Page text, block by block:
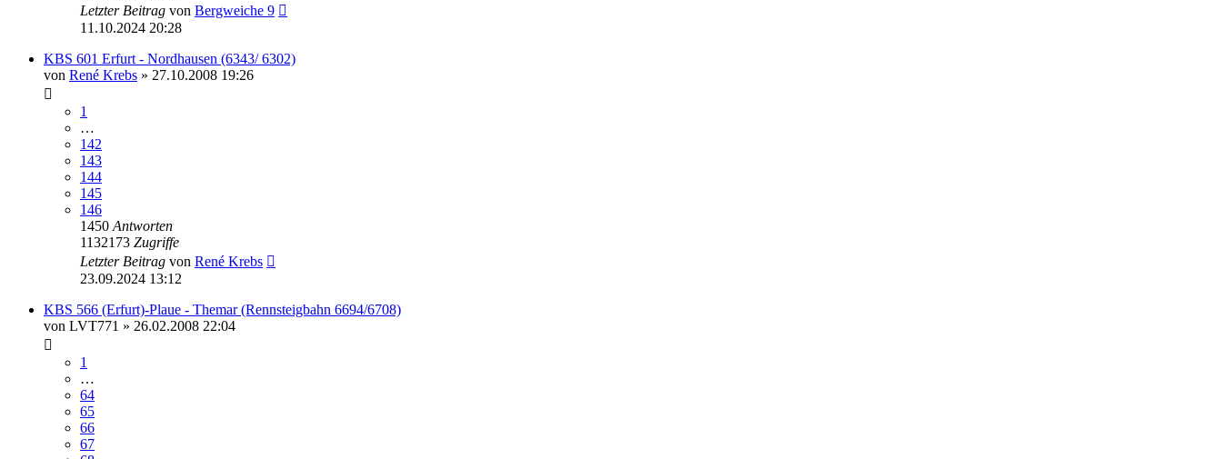
Letzter Beitrag von Bergweiche 9
11.10.2024 20:28
KBS 601 Erfurt - Nordhausen (6343/ 6302)
von René Krebs » 27.10.2008 19:26
1
…
142
143
144
145
146
1450 Antworten
1132173 Zugriffe
Letzter Beitrag von René Krebs
23.09.2024 13:12
KBS 566 (Erfurt)-Plaue - Themar (Rennsteigbahn 6694/6708)
von LVT771 » 26.02.2008 22:04
1
…
64
65
66
67